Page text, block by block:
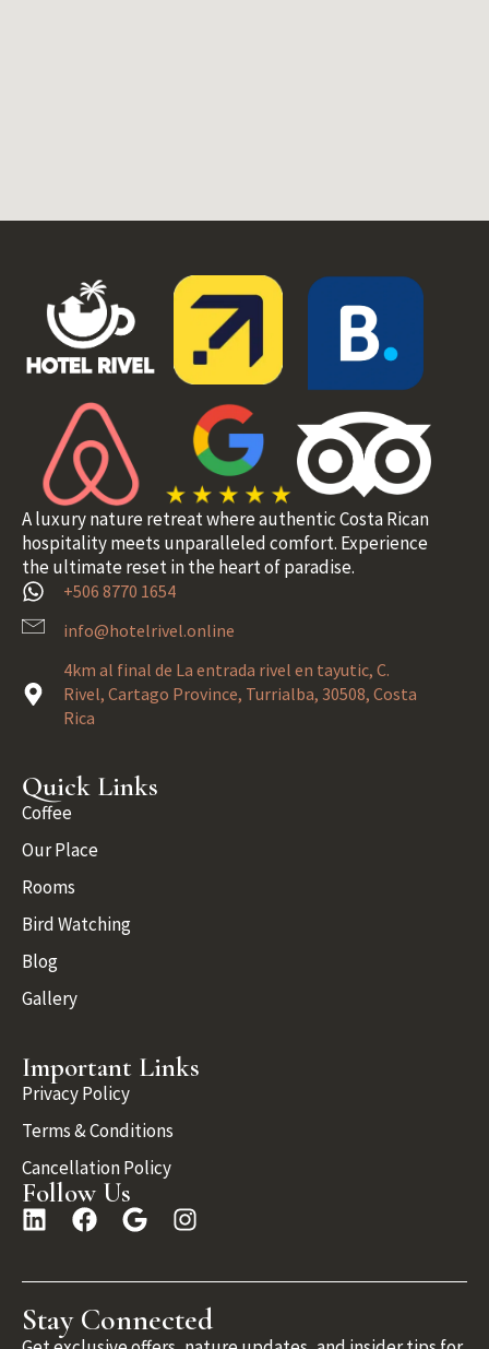
A luxury nature retreat where authentic Costa Rican
hospitality meets unparalleled comfort. Experience
the ultimate reset in the heart of paradise.
+506 8770 1654
info@hotelrivel.online
4km al final de La entrada rivel en tayutic, C.
Rivel, Cartago Province, Turrialba, 30508, Costa
Rica
Quick Links
Coffee
Our Place
Rooms
Bird Watching
Blog
Gallery
Important Links
Privacy Policy
Terms & Conditions
Cancellation Policy
Follow Us
Stay Connected